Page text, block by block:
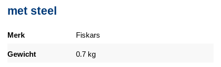
met steel
Merk Fiskars
Gewicht 0.7 kg